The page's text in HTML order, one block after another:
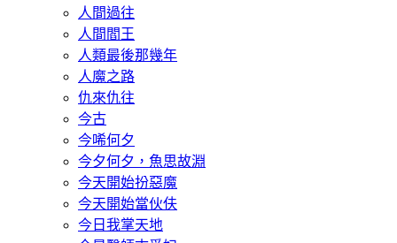
人間過往
人間閻王
人類最後那幾年
人魔之路
仇來仇往
今古
今唏何夕
今夕何夕，魚思故淵
今天開始扮惡魔
今天開始當伙伕
今日我掌天地